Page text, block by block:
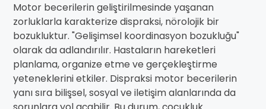
Motor becerilerin geliştirilmesinde yaşanan
zorluklarla karakterize dispraksi, nörolojik bir
bozukluktur. "Gelişimsel koordinasyon bozukluğu"
olarak da adlandırılır. Hastaların hareketleri
planlama, organize etme ve gerçekleştirme
yeteneklerini etkiler. Dispraksi motor becerilerin
yanı sıra bilişsel, sosyal ve iletişim alanlarında da